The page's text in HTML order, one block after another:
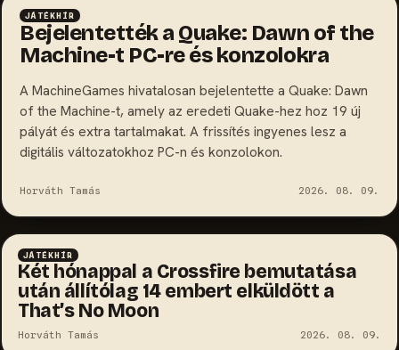
JÁTÉKHÍR
Bejelentették a Quake: Dawn of the
Machine-t PC-re és konzolokra
A MachineGames hivatalosan bejelentette a Quake: Dawn
of the Machine-t, amely az eredeti Quake-hez hoz 19 új
pályát és extra tartalmakat. A frissítés ingyenes lesz a
digitális változatokhoz PC-n és konzolokon.
Horváth Tamás 2026. 08. 09.
JÁTÉKHÍR
Két hónappal a Crossfire bemutatása
után állítólag 14 embert elküldött a
That’s No Moon
Horváth Tamás 2026. 08. 09.